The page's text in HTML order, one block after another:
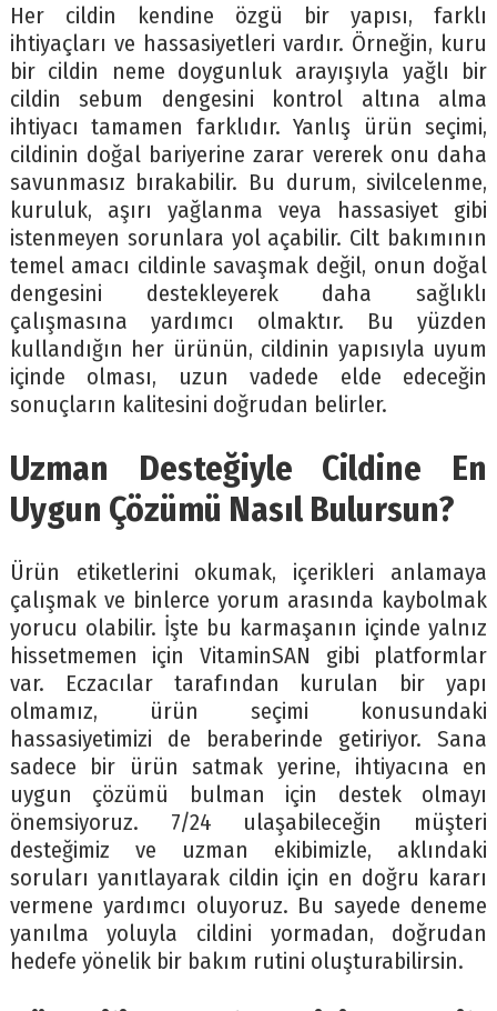
Her cildin kendine özgü bir yapısı, farklı
ihtiyaçları ve hassasiyetleri vardır. Örneğin, kuru
bir cildin neme doygunluk arayışıyla yağlı bir
cildin sebum dengesini kontrol altına alma
ihtiyacı tamamen farklıdır. Yanlış ürün seçimi,
cildinin doğal bariyerine zarar vererek onu daha
savunmasız bırakabilir. Bu durum, sivilcelenme,
kuruluk, aşırı yağlanma veya hassasiyet gibi
istenmeyen sorunlara yol açabilir. Cilt bakımının
temel amacı cildinle savaşmak değil, onun doğal
dengesini destekleyerek daha sağlıklı
çalışmasına yardımcı olmaktır. Bu yüzden
kullandığın her ürünün, cildinin yapısıyla uyum
içinde olması, uzun vadede elde edeceğin
sonuçların kalitesini doğrudan belirler.
Uzman Desteğiyle Cildine En
Uygun Çözümü Nasıl Bulursun?
Ürün etiketlerini okumak, içerikleri anlamaya
çalışmak ve binlerce yorum arasında kaybolmak
yorucu olabilir. İşte bu karmaşanın içinde yalnız
hissetmemen için VitaminSAN gibi platformlar
var. Eczacılar tarafından kurulan bir yapı
olmamız, ürün seçimi konusundaki
hassasiyetimizi de beraberinde getiriyor. Sana
sadece bir ürün satmak yerine, ihtiyacına en
uygun çözümü bulman için destek olmayı
önemsiyoruz. 7/24 ulaşabileceğin müşteri
desteğimiz ve uzman ekibimizle, aklındaki
soruları yanıtlayarak cildin için en doğru kararı
vermene yardımcı oluyoruz. Bu sayede deneme
yanılma yoluyla cildini yormadan, doğrudan
hedefe yönelik bir bakım rutini oluşturabilirsin.